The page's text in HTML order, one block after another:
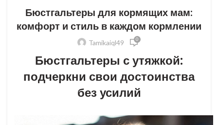
Бюстгальтеры для кормящих мам:
комфорт и стиль в каждом кормлении
Tamikaiql49 0
Бюстгальтеры с утяжкой:
подчеркни свои достоинства
без усилий